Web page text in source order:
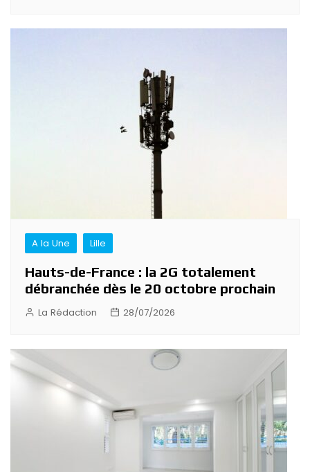
A la Une Lille
Hauts-de-France : la 2G totalement
débranchée dès le 20 octobre prochain
La Rédaction 28/07/2026